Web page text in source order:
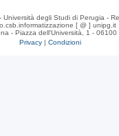
Università degli Studi di Perugia -
[ @ ] unipg.it
- Piazza dell'Università, 1 - 06100
Privacy | Condizioni